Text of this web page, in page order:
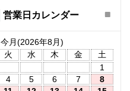
営業日カレンダー
今月(2026年8月)
火 水 木 金
土
1
4 5 6 7
8